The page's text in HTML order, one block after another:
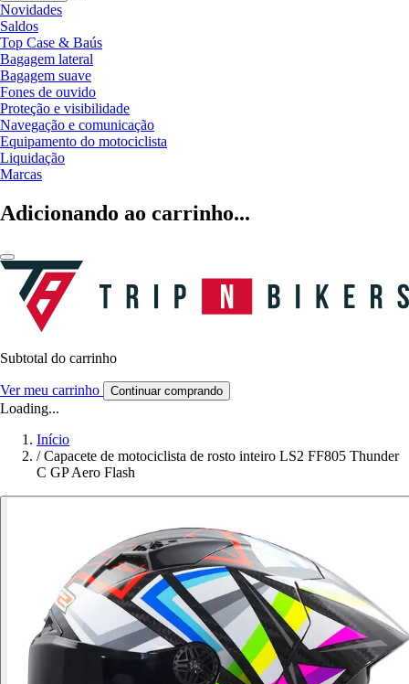
Novidades
Saldos
Top Case & Baús
Bagagem lateral
Bagagem suave
Fones de ouvido
Proteção e visibilidade
Navegação e comunicação
Equipamento do motociclista
Liquidação
Marcas
Adicionando ao carrinho...
Subtotal do carrinho
Ver meu carrinho Continuar comprando
Loading...
Início
/ Capacete de motociclista de rosto inteiro LS2 FF805 Thunder
C GP Aero Flash